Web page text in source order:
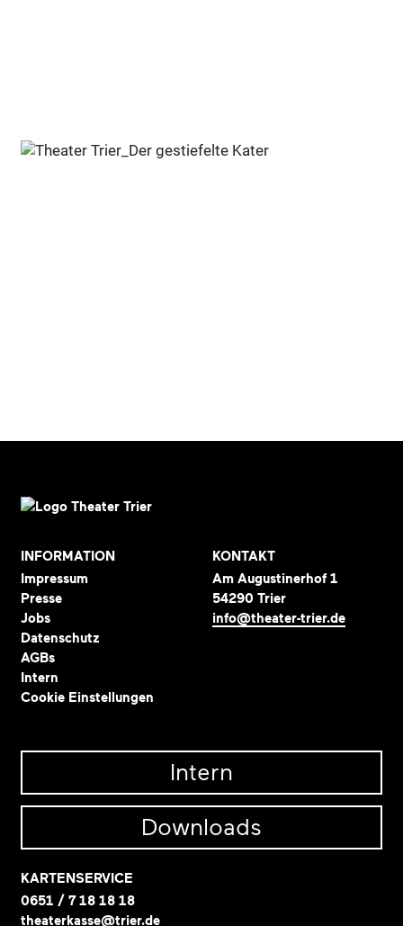
INFORMATION
Impressum
Presse
Jobs
Datenschutz
AGBs
Intern
Cookie Einstellungen
KONTAKT
Am Augustinerhof 1
54290 Trier
info@theater-trier.de
Intern
Downloads
KARTENSERVICE
0651 / 7 18 18 18
theaterkasse@trier.de